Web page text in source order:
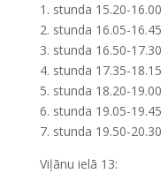
1. stunda 15.20-16.00
2. stunda 16.05-16.45
3. stunda 16.50-17.30
4. stunda 17.35-18.15
5. stunda 18.20-19.00
6. stunda 19.05-19.45
7. stunda 19.50-20.30
Viļānu ielā 13: